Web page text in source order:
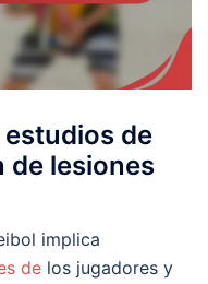
de
de lesiones
implica
de los jugadores y